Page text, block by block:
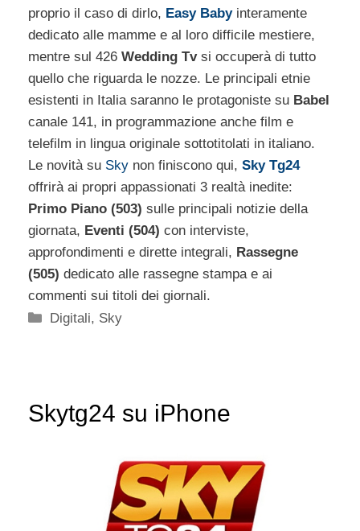
proprio il caso di dirlo, Easy Babyinteramente
dedicato alle mamme e al loro difficile mestiere,
mentre sul 426 Wedding Tvsi occuperà di tutto
quello che riguarda le nozze. Le principali etnie
esistenti in Italia saranno le protagoniste su Babel
canale 141, in programmazione anche film e
telefilm in lingua originale sottotitolati in italiano.
Le novità su Sky non finiscono qui, Sky Tg24
offrirà ai propri appassionati 3 realtà inedite:
Primo Piano (503) sulle principali notizie della
giornata, Eventi (504) con interviste,
approfondimenti e dirette integrali, Rassegne
(505) dedicato alle rassegne stampa e ai
commenti sui titoli dei giornali.
Categorie
Digitali, Sky
Skytg24 su iPhone